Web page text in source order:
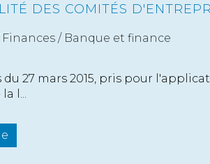
DES COMITÉS
Finances / Banque et finance
du 27 mars 2015, pris pour
l...